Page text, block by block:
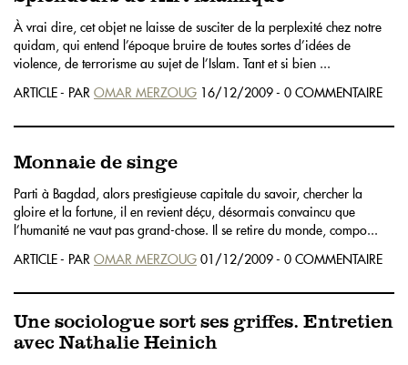
À vrai dire, cet objet ne laisse de susciter de la perplexité chez notre
quidam, qui entend l’époque bruire de toutes sortes d’idées de
violence, de terrorisme au sujet de l’Islam. Tant et si bien ...
ARTICLE - PAR OMAR MERZOUG 16/12/2009 - 0 COMMENTAIRE
Monnaie de singe
Parti à Bagdad, alors prestigieuse capitale du savoir, chercher la
gloire et la fortune, il en revient déçu, désormais convaincu que
l’humanité ne vaut pas grand-chose. Il se retire du monde, compo...
ARTICLE - PAR OMAR MERZOUG 01/12/2009 - 0 COMMENTAIRE
Une sociologue sort ses griffes. Entretien
avec Nathalie Heinich